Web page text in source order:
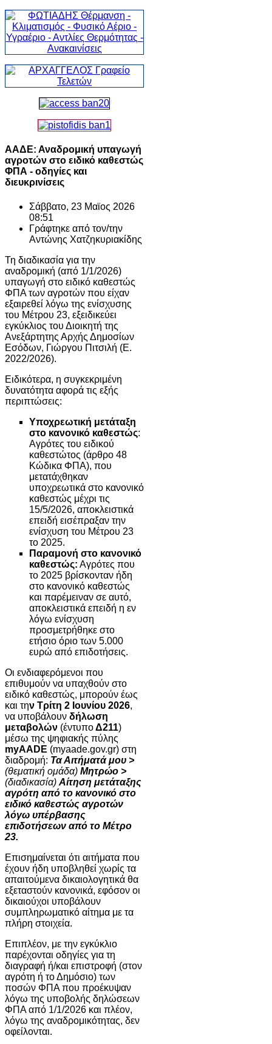
ΑΑΔΕ: Αναδρομική υπαγωγή
αγροτών στο ειδικό καθεστώς
ΦΠΑ - οδηγίες και
διευκρινίσεις
Σάββατο, 23 Μαϊος 2026
08:51
Γράφτηκε από τον/την
Αντώνης Χατζηκυριακίδης
Τη διαδικασία για την
αναδρομική (από 1/1/2026)
υπαγωγή στο ειδικό καθεστώς
ΦΠΑ των αγροτών που είχαν
εξαιρεθεί λόγω της ενίσχυσης
του Μέτρου 23, εξειδικεύει
εγκύκλιος του Διοικητή της
Ανεξάρτητης Αρχής Δημοσίων
Εσόδων, Γιώργου Πιτσιλή (Ε.
2022/2026).
Ειδικότερα, η συγκεκριμένη
δυνατότητα αφορά τις εξής
περιπτώσεις:
Υποχρεωτική μετάταξη
στο κανονικό καθεστώς:
Αγρότες του ειδικού
καθεστώτος (άρθρο 48
Κώδικα ΦΠΑ), που
μετατάχθηκαν
υποχρεωτικά στο κανονικό
καθεστώς μέχρι τις
15/5/2026, αποκλειστικά
επειδή εισέπραξαν την
ενίσχυση του Μέτρου 23
το 2025.
Παραμονή στο κανονικό
καθεστώς: Αγρότες που
το 2025 βρίσκονταν ήδη
στο κανονικό καθεστώς
και παρέμειναν σε αυτό,
αποκλειστικά επειδή η εν
λόγω ενίσχυση
προσμετρήθηκε στο
ετήσιο όριο των 5.000
ευρώ από επιδοτήσεις.
Οι ενδιαφερόμενοι που
επιθυμούν να υπαχθούν στο
ειδικό καθεστώς, μπορούν έως
και την Τρίτη 2 Ιουνίου 2026,
να υποβάλουν δήλωση
μεταβολών (έντυποΔ211)
μέσω της ψηφιακής πύλης
myAADE (myaade.gov.gr) στη
διαδρομή: Τα Αιτήματά μου >
(θεματική ομάδα) Μητρώο >
(διαδικασία) Αίτηση μετάταξης
αγρότη από το κανονικό στο
ειδικό καθεστώς αγροτών
λόγω υπέρβασης
επιδοτήσεων από το Μέτρο
23.
Επισημαίνεται ότι αιτήματα που
έχουν ήδη υποβληθεί χωρίς τα
απαιτούμενα δικαιολογητικά θα
εξεταστούν κανονικά, εφόσον οι
δικαιούχοι υποβάλουν
συμπληρωματικό αίτημα με τα
πλήρη στοιχεία.
Επιπλέον, με την εγκύκλιο
παρέχονται οδηγίες για τη
διαγραφή ή/και επιστροφή (στον
αγρότη ή το Δημόσιο) των
ποσών ΦΠΑ που προέκυψαν
λόγω της υποβολής δηλώσεων
ΦΠΑ από 1/1/2026 και πλέον,
λόγω της αναδρομικότητας, δεν
οφείλονται.